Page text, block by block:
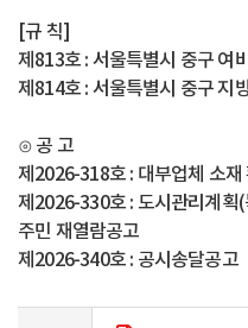
[규 칙]
제813호 : 서울특별시 중구 여
제814호 : 서울특별시 중구 지
⊙ 공 고
제2026-318호 : 대부업체 소재
제2026-330호 : 도시관리계획
주민 재열람공고
제2026-340호 : 공시송달공고